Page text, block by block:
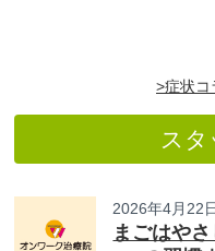
>症状コ
ス
2026年4月22
まごはや